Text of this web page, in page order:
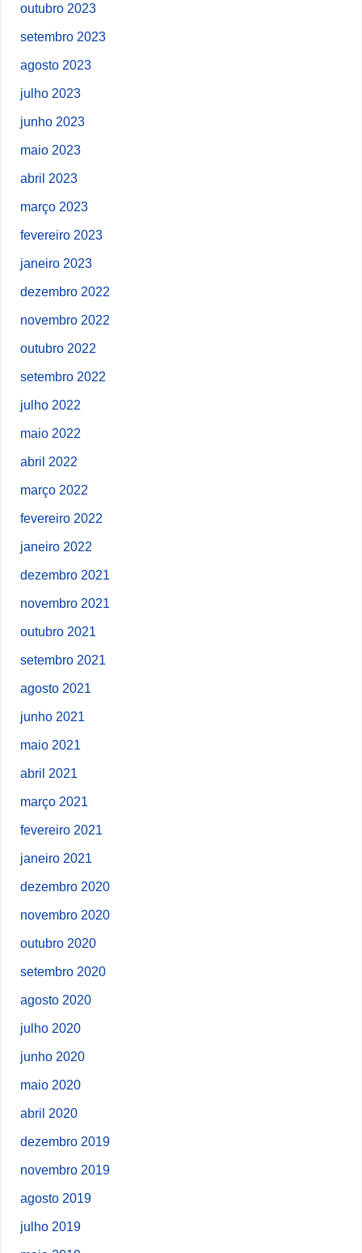
outubro 2023
setembro 2023
agosto 2023
julho 2023
junho 2023
maio 2023
abril 2023
março 2023
fevereiro 2023
janeiro 2023
dezembro 2022
novembro 2022
outubro 2022
setembro 2022
julho 2022
maio 2022
abril 2022
março 2022
fevereiro 2022
janeiro 2022
dezembro 2021
novembro 2021
outubro 2021
setembro 2021
agosto 2021
junho 2021
maio 2021
abril 2021
março 2021
fevereiro 2021
janeiro 2021
dezembro 2020
novembro 2020
outubro 2020
setembro 2020
agosto 2020
julho 2020
junho 2020
maio 2020
abril 2020
dezembro 2019
novembro 2019
agosto 2019
julho 2019